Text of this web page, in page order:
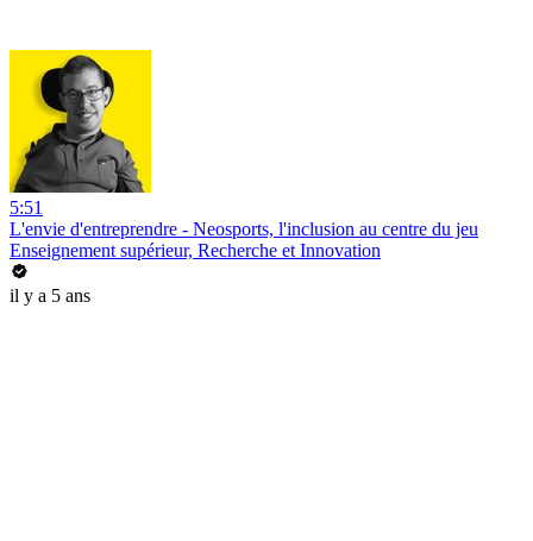
5:51
L'envie d'entreprendre - Neosports, l'inclusion au centre du jeu
Enseignement supérieur, Recherche et Innovation
il y a 5 ans